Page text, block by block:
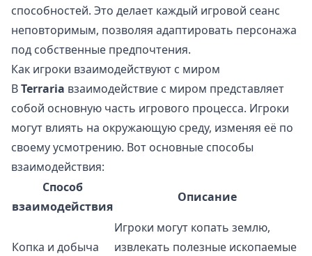
способностей. Это делает каждый игровой сеанс
неповторимым, позволяя адаптировать персонажа
под собственные предпочтения.
Как игроки взаимодействуют с миром
ВTerraria взаимодействие с миром представляет
собой основную часть игрового процесса. Игроки
могут влиять на окружающую среду, изменяя её по
своему усмотрению. Вот основные способы
взаимодействия:
Способ
взаимодействия
Описание
Копка и добыча
Игроки могут копать землю,
извлекать полезные ископаемые